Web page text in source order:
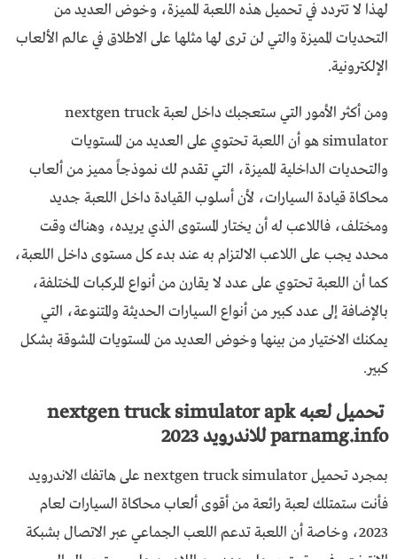
لهذا لا تتردد في تحميل هذه اللعبة المميزة، وخوض العديد من
التحديات المميزة والتي لن ترى لها مثلها على الاطلاق في عالم الألعاب
الإلكترونية.
ومن أكثر الأمور التي ستعجبك داخل لعبة nextgen truck
simulator هو أن اللعبة تحتوي على العديد من المستويات
والتحديات الداخلية المميزة، التي تقدم لك نموذجاً مميز من ألعاب
محاكاة قيادة السيارات، لأن أسلوب القيادة داخل اللعبة جديد
ومختلف، فاللاعب له أن يختار المستوى الذي يريده، وهناك وقت
محدد يجب على اللاعب الالتزام به عند بدء كل مستوى داخل اللعبة،
كما أن اللعبة تحتوي على عدد لا يقارن من أنواع المركبات المختلفة،
بالإضافة إلى عدد كبير من أنواع السيارات الحديثة والمتنوعة، التي
يمكنك الاختيار من بينها وخوض العديد من المستويات المشوقة بشكل
كبير.
تحميل لعبه nextgen truck simulator apk
parnamg.info للاندرويد 2023
بمجرد تحميل nextgen truck simulator على هاتفك الاندرويد
فأنت ستمتلك لعبة رائعة من أقوى ألعاب محاكاة السيارات لعام
2023، وخاصة أن اللعبة تدعم اللعب الجماعي عبر الاتصال بشبكة